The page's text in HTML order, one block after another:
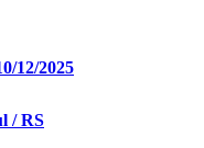
12/2025
/ RS